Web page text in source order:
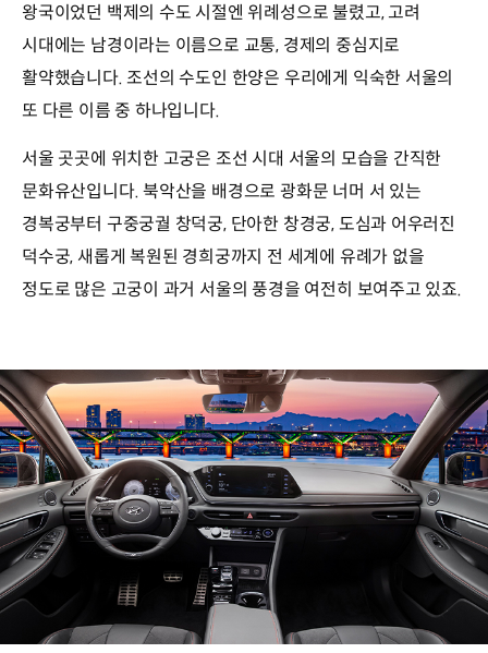
왕국이었던 백제의 수도 시절엔 위례성으로 불렸고, 고려
시대에는 남경이라는 이름으로 교통, 경제의 중심지로
활약했습니다. 조선의 수도인 한양은 우리에게 익숙한 서울의
또 다른 이름 중 하나입니다.
서울 곳곳에 위치한 고궁은 조선 시대 서울의 모습을 간직한
문화유산입니다. 북악산을 배경으로 광화문 너머 서 있는
경복궁부터 구중궁궐 창덕궁, 단아한 창경궁, 도심과 어우러진
덕수궁, 새롭게 복원된 경희궁까지 전 세계에 유례가 없을
정도로 많은 고궁이 과거 서울의 풍경을 여전히 보여주고 있죠.